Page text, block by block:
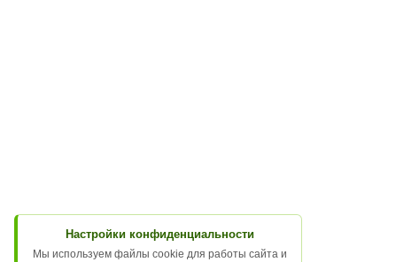
Настройки конфиденциальности
Мы используем файлы cookie для работы сайта и